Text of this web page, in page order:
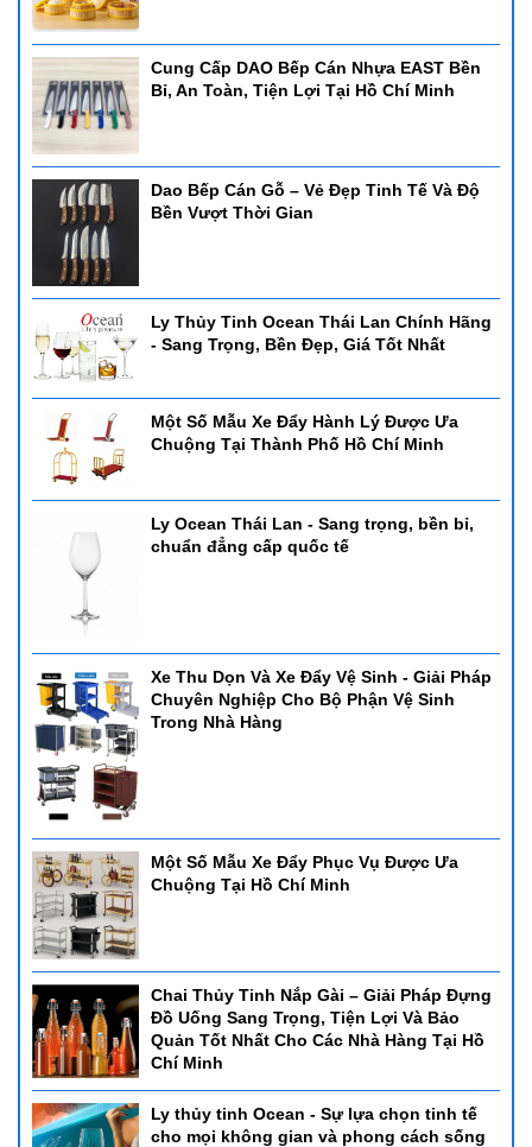
mẫu mã chất lượng để mang đến cho quý khách hàng sự hài lòng
và tín nhiệm cao nhất.
- Showroom Đồ Dùng thiết bị tại Đà Nẵng:59 Lê Phụng Hiểu,
P.An Hải Bắc, Q.Sơn Trà, TP. Đà Nẵng.
- Showroom Đồ Dùng thiết bị tại Hồ Chí Minh:
An Lạc, Q. Bình Tân, TP. Hồ Chí Minh.
- Showroom Đồ Dùng thiết bị tại Nha trang:
Đô thị Hà quang 2, Nha Trang, Khánh Hòa.
*Điện thoại:
*Email:sieuthihoreca@gmail.com
=>Chúc bạn có được sự lựa chọn hợp lý, nếu còn băn khoăn điều
gì đó về sản phẩm có thể liên hệ tới
siêu thị Horec
vấn thông qua tổng đài
Cung Cấp DAO Bếp Cán Nhựa EAST Bền
Bỉ, An Toàn, Tiện Lợi Tại Hồ Chí Minh
Dao Bếp Cán Gỗ – Vẻ Đẹp Tinh Tế Và Độ
Bền Vượt Thời Gian
Ly Thủy Tinh Ocean Thái Lan Chính Hãng
- Sang Trọng, Bền Đẹp, Giá Tốt Nhất
Một Số Mẫu Xe Đẩy Hành Lý Được Ưa
Chuộng Tại Thành Phố Hồ Chí Minh
Ly Ocean Thái Lan - Sang trọng, bền bỉ,
chuẩn đẳng cấp quốc tế
Xe Thu Dọn Và Xe Đẩy Vệ Sinh - Giải Pháp
Chuyên Nghiệp Cho Bộ Phận Vệ Sinh
Trong Nhà Hàng
Một Số Mẫu Xe Đẩy Phục Vụ Được Ưa
Chuộng Tại Hồ Chí Minh
Chai Thủy Tinh Nắp Gài – Giải Pháp Đựng
Đồ Uống Sang Trọng, Tiện Lợi Và Bảo
Quản Tốt Nhất Cho Các Nhà Hàng Tại Hồ
Chí Minh
Ly thủy tinh Ocean - Sự lựa chọn tinh tế
cho mọi không gian và phong cách sống